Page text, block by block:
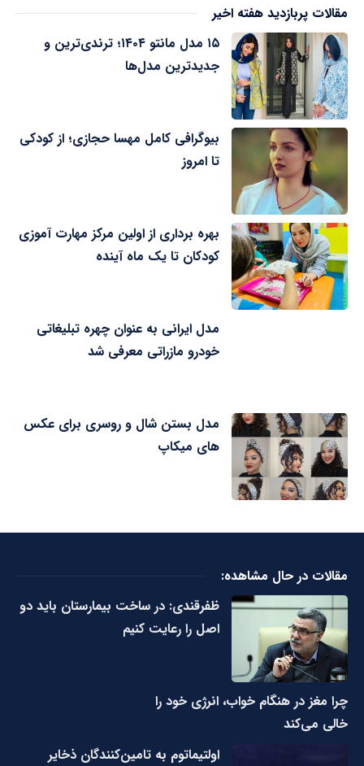
مقالات پربازدید هفته اخیر
۱۵ مدل مانتو ۱۴۰۴؛ ترندی‌ترین و
جدیدترین مدل‌ها
بیوگرافی کامل مهسا حجازی؛ از کودکی
تا امروز
بهره برداری از اولین مرکز مهارت آموزی
کودکان تا یک ماه آینده
مدل ایرانی به عنوان چهره تبلیغاتی
خودرو مازراتی معرفی شد
مدل بستن شال و روسری برای عکس
های میکاپ
مقالات در حال مشاهده:
ظفرقندی: در ساخت بیمارستان باید دو
اصل را رعایت کنیم
چرا مغز در هنگام خواب، انرژی خود را
خالی می‌کند
اولتیماتوم به تامین‌کنندگان ذخایر